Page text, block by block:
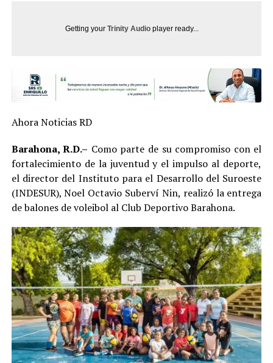
Getting your Trinity Audioplayer ready...
Ahora Noticias RD
Barahona, R.D.– Como parte de su compromiso con el
fortalecimiento de la juventud y el impulso al deporte,
el director del Instituto para el Desarrollo del Suroeste
(INDESUR), Noel Octavio Suberví Nin, realizó la entrega
de balones de voleibol al Club Deportivo Barahona.